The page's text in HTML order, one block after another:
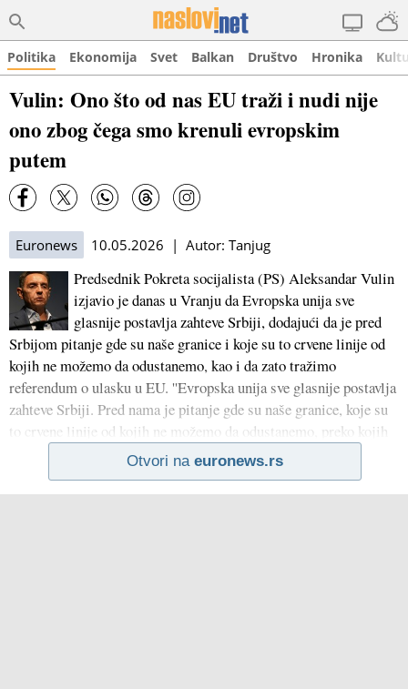
Politika Ekonomija Svet Balkan Društvo Hronika
Vulin: Ono što od nas EU traži i nudi nije
ono zbog čega smo krenuli evropskim
putem
Euronews 10.05.2026 | Autor: Tanjug
Predsednik Pokreta socijalista (PS) Aleksandar Vulin
izjavio je danas u Vranju da Evropska unija sve
glasnije postavlja zahteve Srbiji, dodajući da je pred
Srbijom pitanje gde su naše granice i koje su to crvene linije od
kojih ne možemo da odustanemo, kao i da zato tražimo
referendum o ulasku u EU. ''Evropska unija sve glasnije postavlja
zahteve Srbiji. Pred nama je pitanje gde su naše granice, koje su
to crvene linije od kojih ne možemo da odustanemo, preko kojih
Otvori na euronews.rs